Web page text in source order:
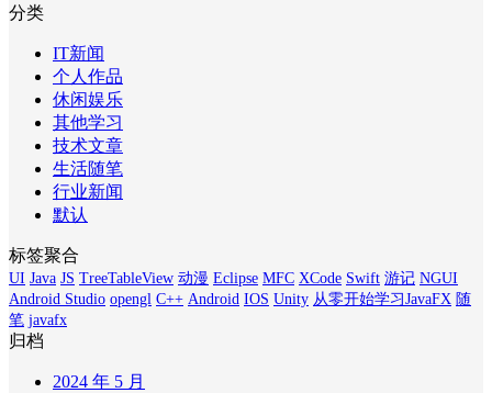
分类
IT新闻
个人作品
休闲娱乐
其他学习
技术文章
生活随笔
行业新闻
默认
标签聚合
UI Java JS TreeTableView 动漫 Eclipse MFC XCode Swift 游记 NGUI
Android Studio opengl C++ Android IOS Unity 从零开始学习JavaFX 随
笔 javafx
归档
2024 年 5 月